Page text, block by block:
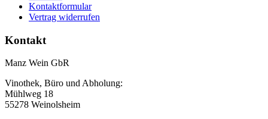
Kontaktformular
Vertrag widerrufen
Kontakt
Manz Wein GbR
Vinothek, Büro und Abholung:
Mühlweg 18
55278 Weinolsheim